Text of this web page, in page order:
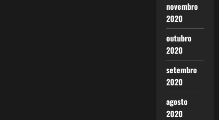
novembro
2020
outubro
2020
setembro
2020
agosto
2020